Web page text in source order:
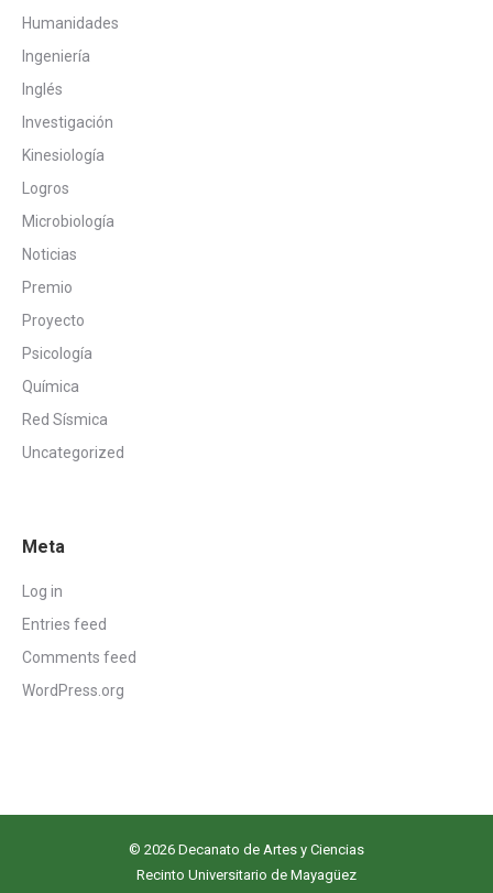
Humanidades
Ingeniería
Inglés
Investigación
Kinesiología
Logros
Microbiología
Noticias
Premio
Proyecto
Psicología
Química
Red Sísmica
Uncategorized
Meta
Log in
Entries feed
Comments feed
WordPress.org
© 2026 Decanato de Artes y Ciencias
Recinto Universitario de Mayagüez